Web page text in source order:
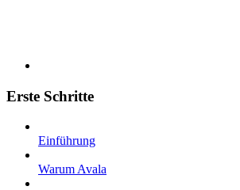
Erste Schritte
Einführung
Warum Avala